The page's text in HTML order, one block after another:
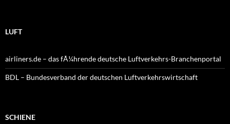
LUFT
airliners.de – das fÃ¼hrende deutsche Luftverkehrs-Branchenportal
BDL – Bundesverband der deutschen Luftverkehrswirtschaft
SCHIENE